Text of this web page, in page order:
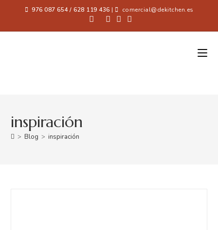
976 087 654 / 628 119 436 | comercial@dekitchen.es
inspiración
> Blog > inspiración